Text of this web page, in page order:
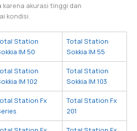
akurasi tinggi dan
kondisi.
Station
IM 50
Total Station
Sokkia IM 55
Station
IM 102
Total Station
Sokkia IM 103
Station Fx
Total Station Fx
201